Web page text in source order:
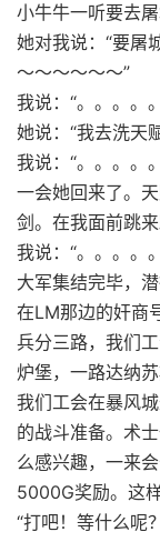
小牛牛一听要去
她对我说：“要屠
～～～～～～”
我说：“。。。。
她说：“我去洗天
我说：“。。。。
一会她回来了。
剑。在我面前跳
我说：“。。。。
大军集结完毕，
在LM那边的奸商
兵分三路，我们
炉堡，一路达纳苏
我们工会在暴风
的战斗准备。术
么感兴趣，一来
5000G奖励。这
“打吧！等什么呢